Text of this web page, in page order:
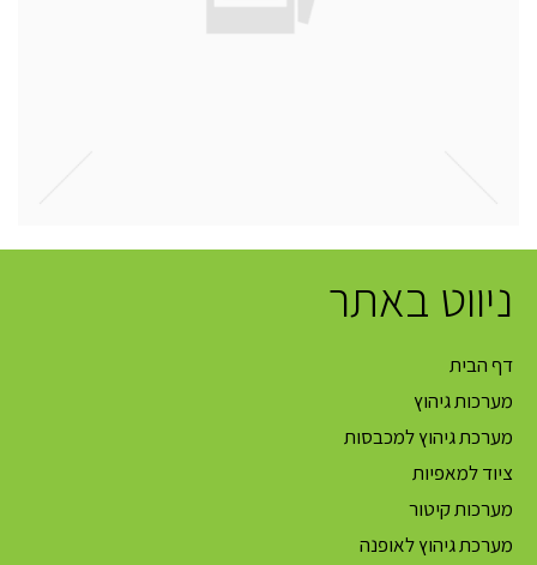
דעות
ניווט באתר
דף הבית
מערכות גיהוץ
מערכת גיהוץ למכבסות
ציוד למאפיות
מערכות קיטור
מערכת גיהוץ לאופנה